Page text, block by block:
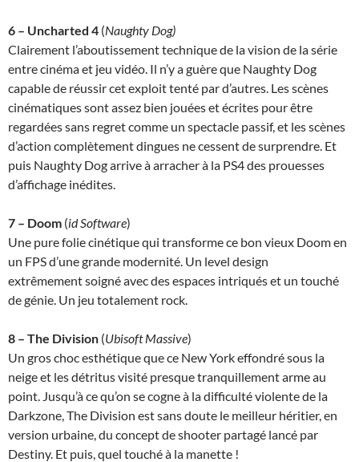
6 – Uncharted 4 (Naughty Dog)
Clairement l’aboutissement technique de la vision de la série
entre cinéma et jeu vidéo. Il n’y a guère que Naughty Dog
capable de réussir cet exploit tenté par d’autres. Les scènes
cinématiques sont assez bien jouées et écrites pour être
regardées sans regret comme un spectacle passif, et les scènes
d’action complètement dingues ne cessent de surprendre. Et
puis Naughty Dog arrive à arracher à la PS4 des prouesses
d’affichage inédites.
7 – Doom (id Software)
Une pure folie cinétique qui transforme ce bon vieux Doom en
un FPS d’une grande modernité. Un level design
extrêmement soigné avec des espaces intriqués et un touché
de génie. Un jeu totalement rock.
8 – The Division (Ubisoft Massive)
Un gros choc esthétique que ce New York effondré sous la
neige et les détritus visité presque tranquillement arme au
point. Jusqu’à ce qu’on se cogne à la difficulté violente de la
Darkzone, The Division est sans doute le meilleur héritier, en
version urbaine, du concept de shooter partagé lancé par
Destiny. Et puis, quel touché à la manette !